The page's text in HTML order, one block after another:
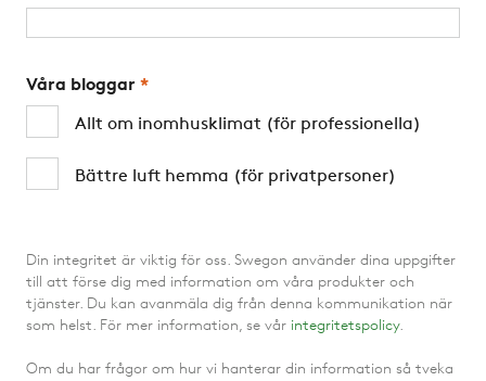
Våra bloggar *
Allt om inomhusklimat (för professionella)
Bättre luft hemma (för privatpersoner)
Din integritet är viktig för oss. Swegon använder dina uppgifter
till att förse dig med information om våra produkter och
tjänster. Du kan avanmäla dig från denna kommunikation när
som helst. För mer information, se vår integritetspolicy.
Om du har frågor om hur vi hanterar din information så tveka